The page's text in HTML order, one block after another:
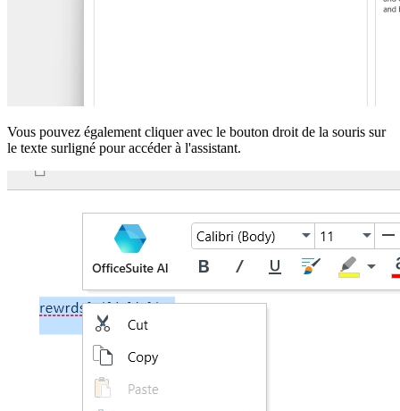
Vous pouvez également cliquer avec le bouton droit de la souris sur
le texte surligné pour accéder à l'assistant.